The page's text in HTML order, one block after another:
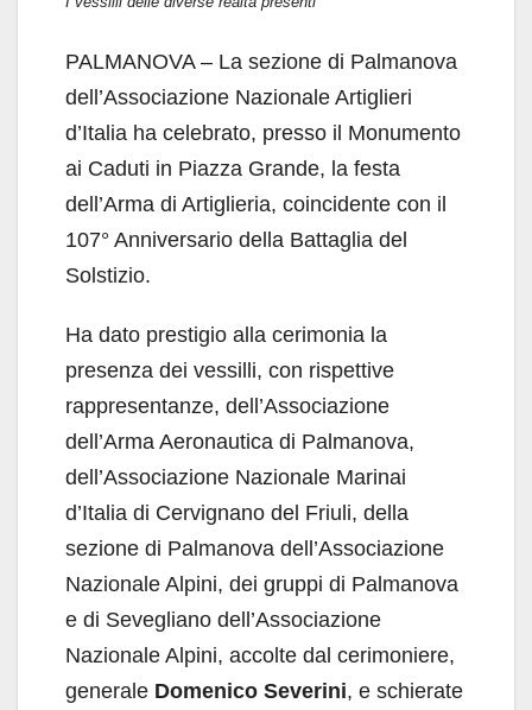
PALMANOVA – La sezione di Palmanova
dell’Associazione Nazionale Artiglieri
d’Italia ha celebrato, presso il Monumento
ai Caduti in Piazza Grande, la festa
dell’Arma di Artiglieria, coincidente con il
107° Anniversario della Battaglia del
Solstizio.
Ha dato prestigio alla cerimonia la
presenza dei vessilli, con rispettive
rappresentanze, dell’Associazione
dell’Arma Aeronautica di Palmanova,
dell’Associazione Nazionale Marinai
d’Italia di Cervignano del Friuli, della
sezione di Palmanova dell’Associazione
Nazionale Alpini, dei gruppi di Palmanova
e di Sevegliano dell’Associazione
Nazionale Alpini, accolte dal cerimoniere,
generale Domenico Severini, e schierate